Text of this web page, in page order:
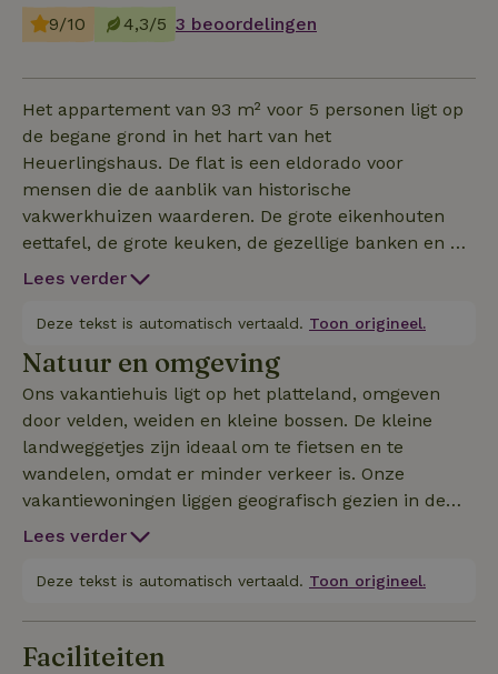
9/10 4,3/5 3 beoordelingen
Het appartement van 93 m² voor 5 personen ligt op
de begane grond in het hart van het
Heuerlingshaus. De flat is een eldorado voor
mensen die de aanblik van historische
vakwerkhuizen waarderen. De grote eikenhouten
eettafel, de grote keuken, de gezellige banken en de
open haard nodigen je uit om samen heerlijke uren
bedden, waarvan sommige afzonderlijk gebruikt
kunnen worden als een- of tweepersoonsbed,
hebben allemaal handgemaakte matrassen,
verstelbare lattenbodems en, afhankelijk van het
seizoen, bieden we je ook bijbehorende donzen
dekbedden van hoge kwaliteit. Niets staat een goede
nachtrust na een bewogen dag in onze regio dus
meer in de weg! De eigen sauna van het hotel is op
korte termijn en na afspraak beschikbaar voor alle
Lees verder
Deze tekst is automatisch vertaald. Toon origineel.
Natuur en omgeving
Ons vakantiehuis ligt op het platteland, omgeven
door velden, weiden en kleine bossen. De kleine
landweggetjes zijn ideaal om te fietsen en te
wandelen, omdat er minder verkeer is. Onze
vakantiewoningen liggen geografisch gezien in de
driehoek Osnabrück, Münster en Bielefeld. Een
breed scala aan vrijetijdsactiviteiten.
Lees verder
Deze tekst is automatisch vertaald. Toon origineel.
Faciliteiten